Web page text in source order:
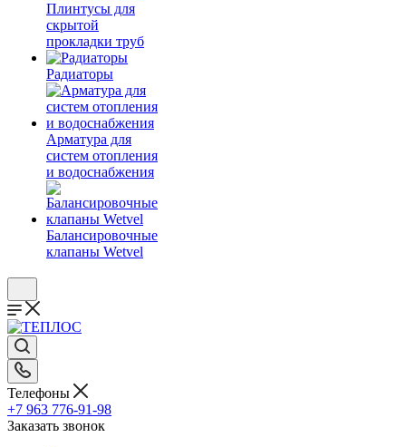
Плинтусы для
скрытой
прокладки труб
Радиаторы
Арматура для
систем отопления
и водоснабжения
Балансировочные
клапаны Wetvel
Телефоны
+7 963 776-91-98
Заказать звонок